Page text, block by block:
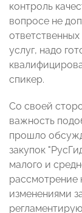
контроль
вопросе не
услуг, надо
спикер.
Со своей
важность
прошло
закупок
малого и
рассмотрение
изменениями